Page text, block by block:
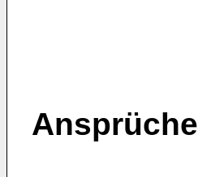
Ansprüche